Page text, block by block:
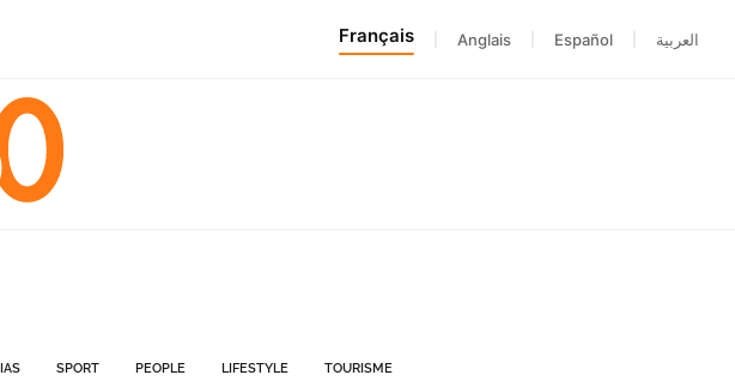
Français Anglais Español العربية
SPORT PEOPLE LIFESTYLE TOURISME